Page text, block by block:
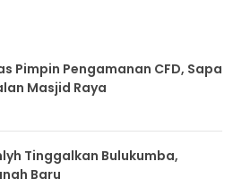
Pimpin Pengamanan CFD, Sapa
Masjid Raya
Tinggalkan Bulukumba,
Baru